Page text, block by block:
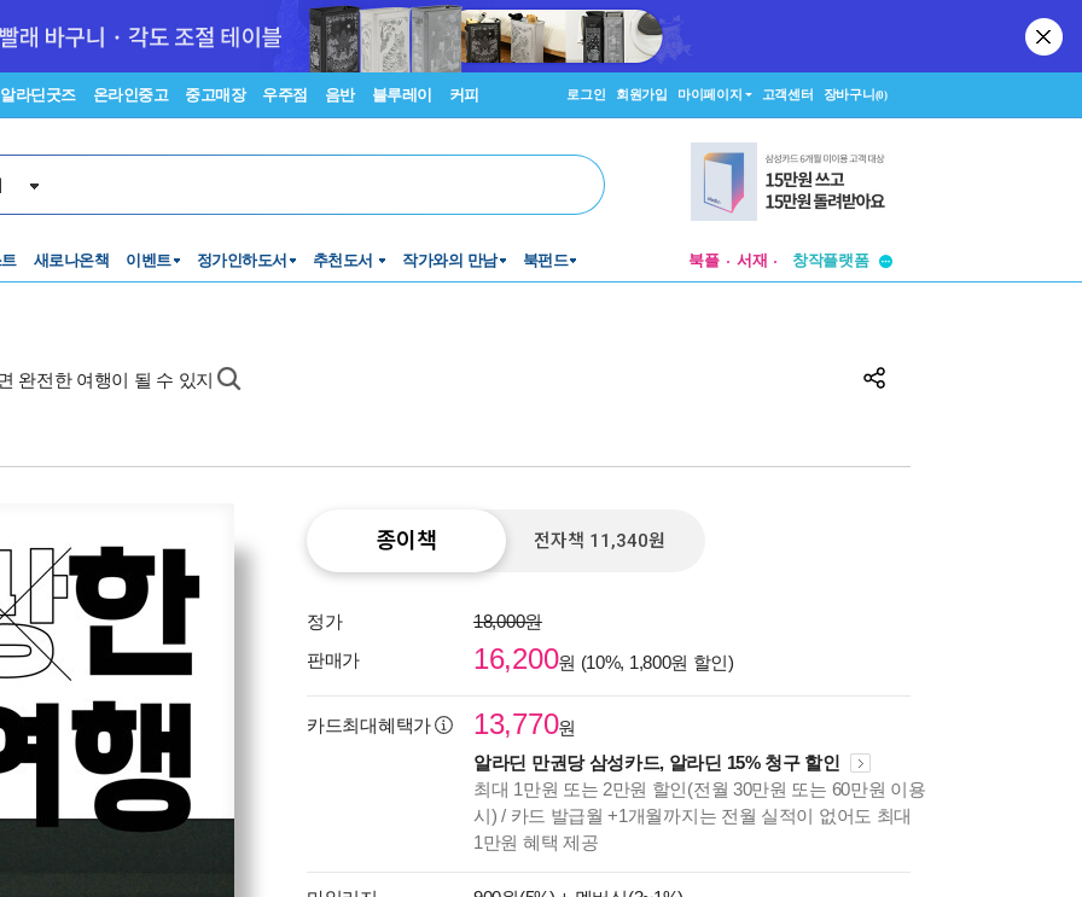
알라딘굿즈 온라인중고 중고매장 우주점 음반 블루레이 커피 로그인 회원가입 마이페이지 고객센터 장바구니(0)
새로나온책 이벤트 정가인하도서 추천도서 작가와의 만남 북펀드 북플 서재
창작플랫폼
완전한 여행이 될 수 있지
종이책 전자책 11,340원
정가
18,000원
판매가
16,200원 (10%, 1,800원 할인)
카드최대혜택가 13,770원
알라딘 만권당 삼성카드, 알라딘 15% 청구 할인
최대 1만원 또는 2만원 할인(전월 30만원 또는 60만원 이용
시) / 카드 발급월 +1개월까지는 전월 실적이 없어도 최대
1만원 혜택 제공